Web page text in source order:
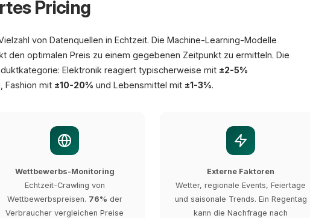
Pricing
von Datenquellen in Echtzeit. Die Machine-Learning-Modelle
den optimalen Preis zu einem gegebenen Zeitpunkt zu ermitteln. Die
Elektronik reagiert typischerweise mit ±2-5%
Fashion mit ±10-20% und Lebensmittel mit ±1-3%.
Wettbewerbs-Monitoring
Echtzeit-Crawling von
Wettbewerbspreisen. 76% der
Verbraucher vergleichen Preise
Externe Faktoren
Wetter, regionale Events, Feiertage
und saisonale Trends. Ein Regentag
kann die Nachfrage nach